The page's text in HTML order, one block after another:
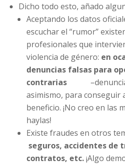
Dicho todo esto, añado
Aceptando los datos
escuchar el “rumor”
profesionales que
violencia de género: en
denuncias falsas para
contrarias
asimismo, para conseguir
beneficio. ¡No creo en las
haylas!
Existe fraudes en otros
seguros, accidentes de
contratos, etc.¡Algo